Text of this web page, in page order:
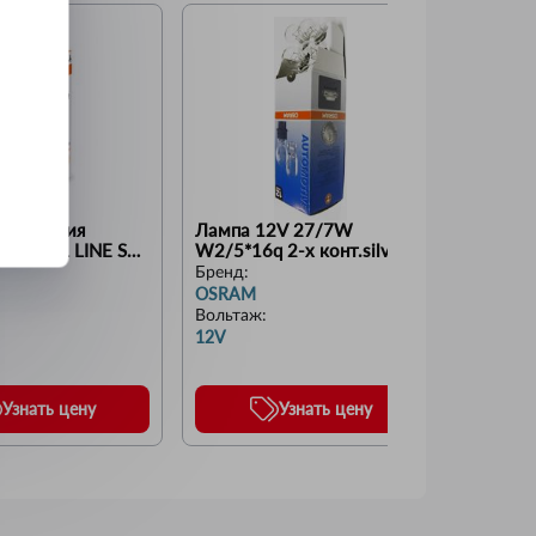
LINE S1
Узнать цену
Лампа 12V 27/7W
W2/5*16q 2-х конт.silvania
(OSRAM)
Бренд:
OSRAM
Вольтаж:
12V
Узнать цену